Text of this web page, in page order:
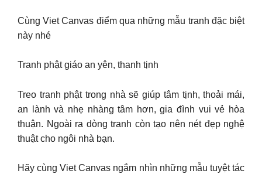
Cùng Viet Canvas điểm qua những mẫu tranh đặc biệt
này nhé
Tranh phật giáo an yên, thanh tịnh
Treo tranh phật trong nhà sẽ giúp tâm tịnh, thoải mái,
an lành và nhẹ nhàng tâm hơn, gia đình vui vẻ hòa
thuận. Ngoài ra dòng tranh còn tạo nên nét đẹp nghệ
thuật cho ngôi nhà bạn.
Hãy cùng Viet Canvas ngắm nhìn những mẫu tuyệt tác